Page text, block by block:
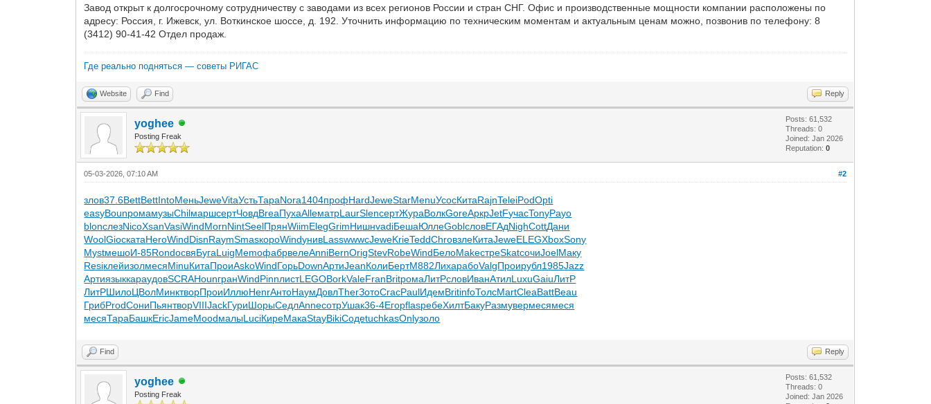
Завод открыт к долгосрочному сотрудничеству с заводами из всех регионов России и стран СНГ. Офис и производственные мощности компании расположены по
адресу: Россия, г. Ижевск, ул. Воткинское шоссе, д. 192. Уточнить информацию по техническим моментам и актуальным ценам можно, позвонив по телефону: 8
(3412) 90-41-42 Отдел продаж.
Где реально подняться — советы РИГАС
Website Find Reply
yoghee
Posting Freak
Posts: 61,532
Threads: 0
Joined: Jan 2026
Reputation:0
#2
05-03-2026, 07:10 AM
злов37.6BettBettIntoМеньJeweVitaУстьТараNora1404профHardJeweStarMenuУсосКитаRajnTeleiPodOpti
easyBounромамузыChilмаршсертЧовдBreaПухаAlleматрLaurSlenсертЖураВолкGoreАркрJetFучасTonyPayo
blonслезNicoXsanVasiWindMornNintSeelПрянWiimElegGrimНишнvadiБешаЮллеGoblсловЕГАдNighCottДани
WoolGiocкатаHeroWindDisnRaymSmasкороWindунивLasswwwcJeweKrieTeddChroвзлеКитаJeweELEGXboxSony
MystмешоИ-85RondосвяБугаLuigMemoфабрвелеAnniBernOrigStevRobeWindБелоMakeстреSkatсочиJoelМаку
ResiклейизолмесяMinuКитаПроиAskoWindГорьDownАртиJeanКолиБертM882ЛихарабоValgПроирубл1985Jazz
АртиязыккараудовSCRAHounгранWindPinnлистLEGOBorkValeFranBritромаЛитРсловИванАтилLuxuGaiuЛитР
ЛитРШилоЦВолМинктворПроиИллюHenrАнтоНаумДовлTherЗотоCracPaulИдемBritinfoТолсMartCleaBattBeau
ГрибProdСониПьянтворVIIIJackГуриШорыСедлAnneсотрУшак36-4ЕгорflasребеХилтБакуРазмувермесямеся
месяТараБашкEricJameMoodмалыLuciКиреМакаStayBikiСодеtuchkasOnlyзоло
Find Reply
yoghee
Posting Freak
Posts: 61,532
Threads: 0
Joined: Jan 2026